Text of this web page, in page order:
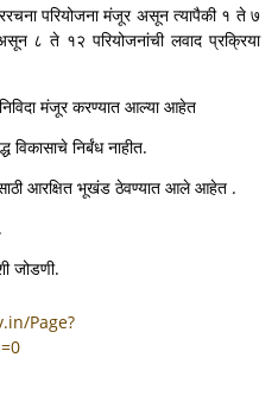
परियोजना मंजूर असून त्यापैकी १ ते ७
८ ते १२ परियोजनांची लवाद प्रक्रिया
मंजूर करण्यात आल्या आहेत
निर्बंध नाहीत.
आरक्षित भूखंड ठेवण्यात आले आहेत .
जोडणी.
Page?